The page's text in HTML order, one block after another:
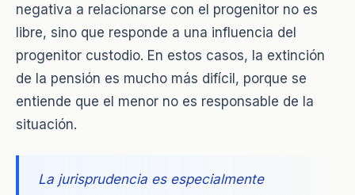
negativa a relacionarse con el progenitor no es
libre, sino que responde a una influencia del
progenitor custodio. En estos casos, la extinción
de la pensión es mucho más difícil, porque se
entiende que el menor no es responsable de la
situación.
La jurisprudencia es especialmente